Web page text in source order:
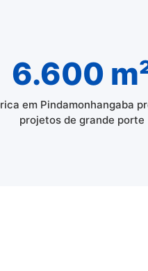
6.600
em Pindamonhangaba
projetos de grande porte